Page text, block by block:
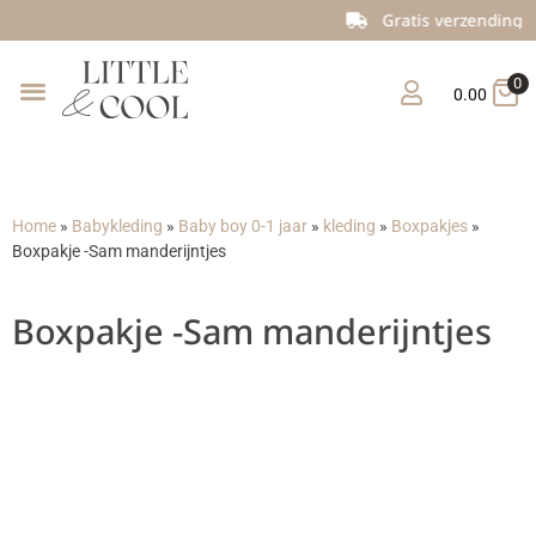
Gratis verzending vanaf €150
0.00
0
Home » Babykleding » Baby boy 0-1 jaar » kleding » Boxpakjes »
Boxpakje -Sam manderijntjes
Boxpakje -Sam manderijntjes